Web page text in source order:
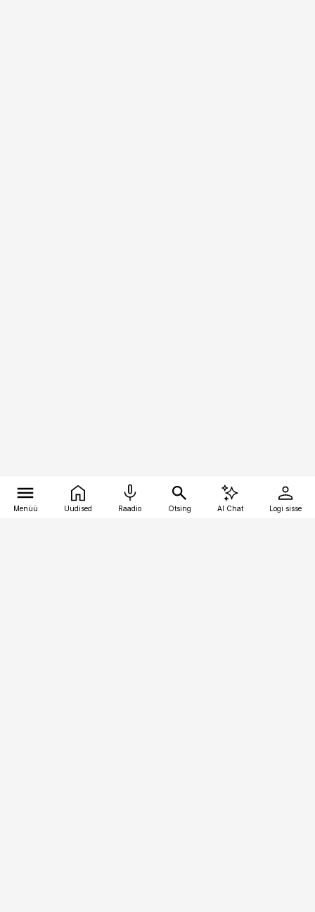
Menüü Uudised Raadio Otsing AI Chat Logi sisse